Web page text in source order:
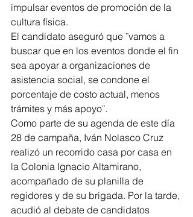
impulsar eventos de promoción de la
cultura física.
El candidato aseguró que ¨vamos a
buscar que en los eventos donde el fin
sea apoyar a organizaciones de
asistencia social, se condone el
porcentaje de costo actual, menos
trámites y más apoyo¨.
Como parte de su agenda de este día
28 de campaña, Iván Nolasco Cruz
realizó un recorrido casa por casa en
la Colonia Ignacio Altamirano,
acompañado de su planilla de
regidores y de su brigada. Por la tarde,
acudió al debate de candidatos